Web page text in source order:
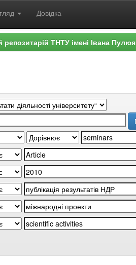
Довідка
репозитарій ТНТУ імені Івана Пулюя